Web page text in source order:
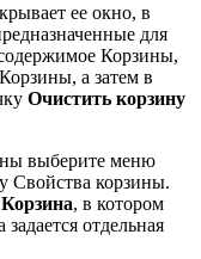
ее окно, в
для
Корзины,
Корзины, а затем в
Очистить корзину
выберите меню
Свойства корзины.
, в котором
отдельная